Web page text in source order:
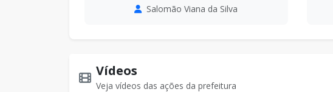
Lorena Franklin Figueiredo Picanço
Vídeos
Veja vídeos das ações da prefeitura